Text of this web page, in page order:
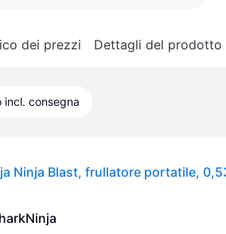
dei prezzi Dettagli del prodotto
incl. consegna